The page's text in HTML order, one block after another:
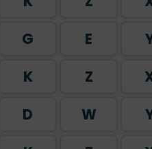
G E
K Z
D W